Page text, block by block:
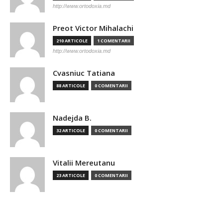
http://www.ortodoxia.md
Preot Victor Mihalachi
210 ARTICOLE 1 COMENTARII
http://www.ortodoxia.md
Cvasniuc Tatiana
88 ARTICOLE 0 COMENTARII
Nadejda B.
32 ARTICOLE 0 COMENTARII
Vitalii Mereutanu
23 ARTICOLE 0 COMENTARII